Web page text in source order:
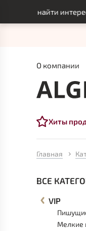
найти
О компании
Хиты
Главная
ВСЕ
VIP
Мелкие